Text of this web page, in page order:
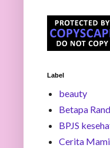
Label
beauty
Betapa
BPJS
Cerita